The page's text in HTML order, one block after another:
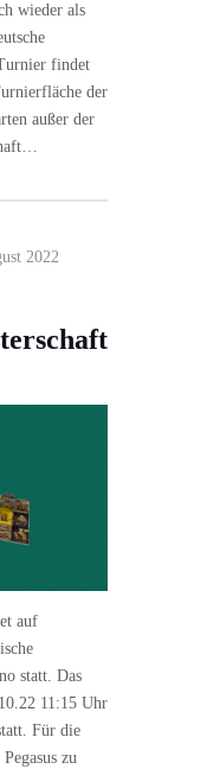
wieder als
findet
der
außer der
2022
auf
statt. Das
11:15 Uhr
Für die
zu